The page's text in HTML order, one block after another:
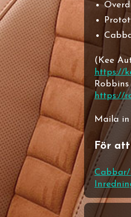
(Kee
https://
https://
Maila
För